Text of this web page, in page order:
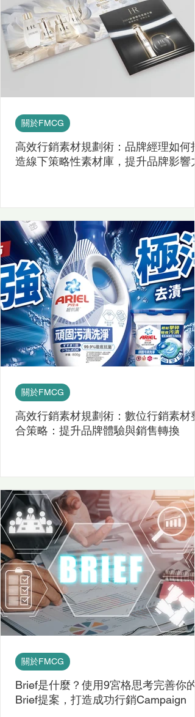
高效行銷素材規劃術：品牌經理如何打
造線下策略性素材庫，提升品牌影響力
關於FMCG
高效行銷素材規劃術：數位行銷素材整
合策略：提升品牌體驗與銷售轉換
關於FMCG
Brief是什麼？使用9宮格思考完善你的
Brief提案，打造成功行銷Campaign
關於FMCG